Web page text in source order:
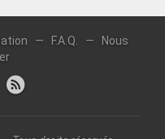
— F.A.Q. —
Nous